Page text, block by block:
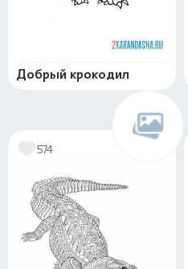
Добрый крокодил
574